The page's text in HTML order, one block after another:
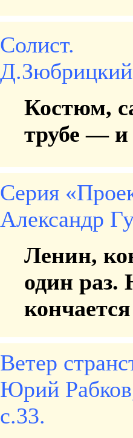
Солист.
Костюм,
трубе — и
Серия
Александр
Ленин,
один раз.
Ветер
Юрий
с.33.